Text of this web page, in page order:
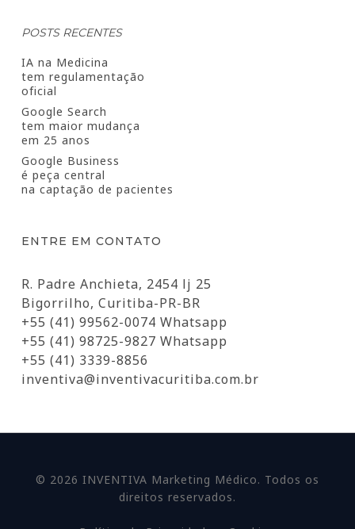
POSTS RECENTES
IA na Medicina
tem regulamentação
oficial
Google Search
tem maior mudança
em 25 anos
Google Business
é peça central
na captação de pacientes
ENTRE EM CONTATO
R. Padre Anchieta, 2454 lj 25
Bigorrilho, Curitiba-PR-BR
+55 (41) 99562-0074 Whatsapp
+55 (41) 98725-9827 Whatsapp
+55 (41) 3339-8856
inventiva@inventivacuritiba.com.br
© 2026 INVENTIVA Marketing Médico. Todos os
direitos reservados.